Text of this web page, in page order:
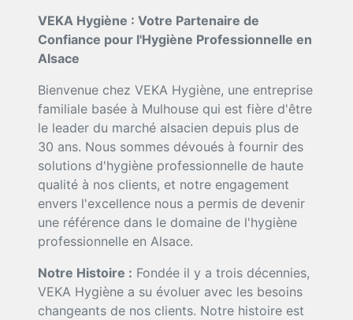
VEKA Hygiène : Votre Partenaire de
Confiance pour l'Hygiène Professionnelle en
Alsace
Bienvenue chez VEKA Hygiène, une entreprise
familiale basée à Mulhouse qui est fière d'être
le leader du marché alsacien depuis plus de
30 ans. Nous sommes dévoués à fournir des
solutions d'hygiène professionnelle de haute
qualité à nos clients, et notre engagement
envers l'excellence nous a permis de devenir
une référence dans le domaine de l'hygiène
professionnelle en Alsace.
Notre Histoire : Fondée il y a trois décennies,
VEKA Hygiène a su évoluer avec les besoins
changeants de nos clients. Notre histoire est